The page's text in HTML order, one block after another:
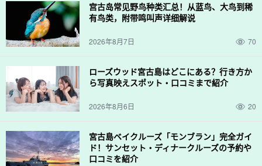
可欣赏到宫古岛独有的壮观景色、特别摄影体验.这里也是情侣和周
年庆典的理想场所。
宫古岛常见野鸟种类汇总！从蓝鸟、大鸟到稀
有鸟类，附带鸣叫声详细解说
2026年8月7日 70
ローズウッド宮古島はどこにある？行き方か
ら写真映えスポット・口コミまで紹介
2026年8月6日 20
宮古島ベイクルーズ「モンブラン」完全ガイ
ド！サンセット・ディナークルーズの予約や
口コミを紹介